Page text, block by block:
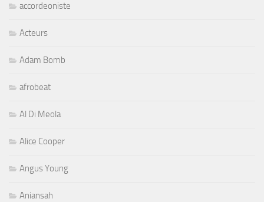
accordeoniste
Acteurs
Adam Bomb
afrobeat
Al Di Meola
Alice Cooper
Angus Young
Aniansah